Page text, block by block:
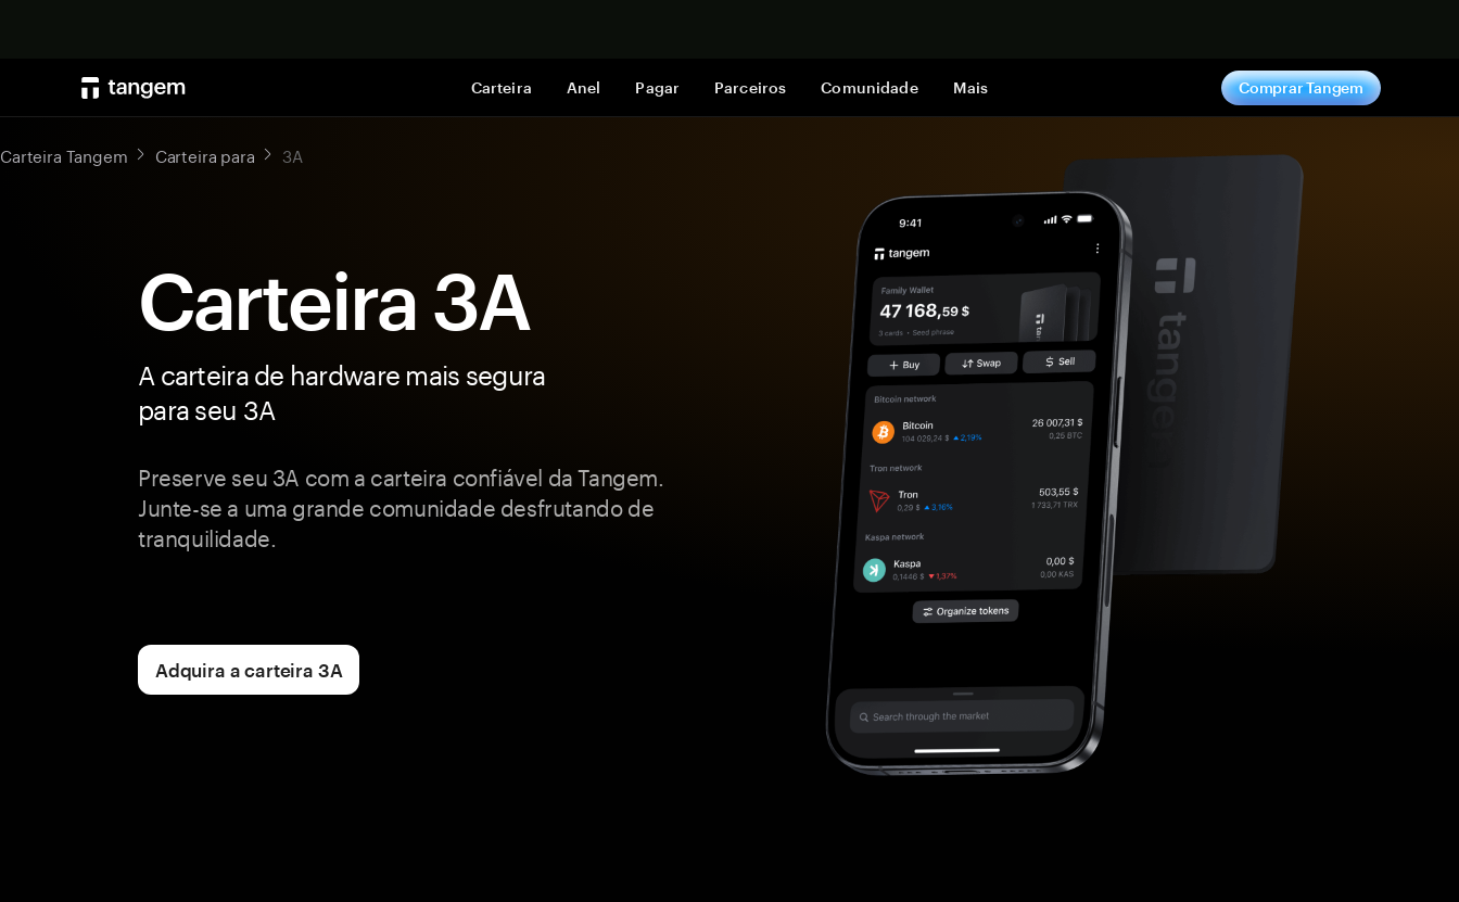
Carteira Anel Pagar Parceiros Comunidade Mais Comprar Tangem
Carteira Tangem Carteira para 3A
Carteira 3A
A carteira de hardware mais segura
para seu 3A
Preserve seu 3A com a carteira confiável da Tangem.
Junte-se a uma grande comunidade desfrutando de
tranquilidade.
Adquira a carteira 3A